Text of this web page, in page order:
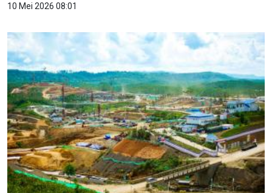
10 Mei 2026 08:01